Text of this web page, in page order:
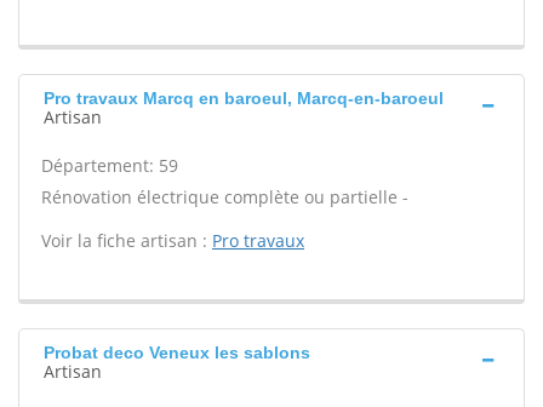
Pro travaux Marcq en baroeul, Marcq-en-baroeul
Artisan
Département: 59
Rénovation électrique complète ou partielle -
Voir la fiche artisan : Pro travaux
Probat deco Veneux les sablons
Artisan